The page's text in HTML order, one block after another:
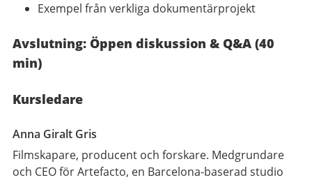
Exempel från verkliga dokumentärprojekt
Avslutning: Öppen diskussion & Q&A (40
min)
Kursledare
Anna Giralt Gris
Filmskapare, producent och forskare. Medgrundare
och CEO för Artefacto, en Barcelona-baserad studio